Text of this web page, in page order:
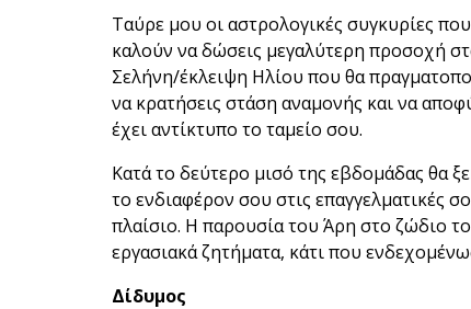
Ταύρε μου οι αστρολογικές συγκυρίες
καλούν να δώσεις μεγαλύτερη προσοχή
Σελήνη/έκλειψη Ηλίου που θα
να κρατήσεις στάση αναμονής και να
έχει αντίκτυπο το ταμείο σου.
Κατά το δεύτερο μισό της εβδομάδας θα
το ενδιαφέρον σου στις επαγγελματικές
πλαίσιο. Η παρουσία του Άρη στο ζώδιο
εργασιακά ζητήματα, κάτι που
Δίδυμος